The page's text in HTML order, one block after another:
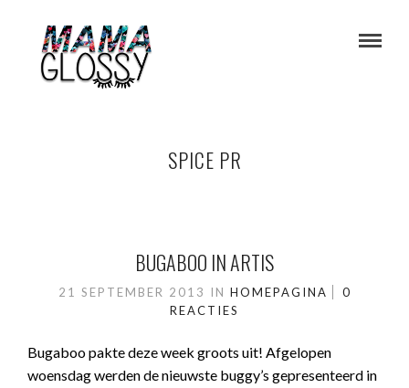
SPICE PR
BUGABOO IN ARTIS
21 SEPTEMBER 2013 IN HOMEPAGINA
0
REACTIES
Bugaboo pakte deze week groots uit! Afgelopen
woensdag werden de nieuwste buggy’s gepresenteerd in